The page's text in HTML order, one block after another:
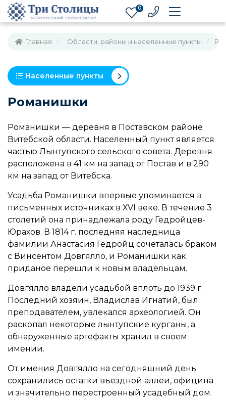
0
Главная Области, районы и населенные пункты
Населенные пункты
Романишки
Романишки — деревня в Поставском районе
Витебской области. Населенный пункт является
частью Лынтупского сельского совета. Деревня
расположена в 41 км на запад от Постав и в 290
км на запад от Витебска.
Усадьба Романишки впервые упоминается в
письменных источниках в ХVІ веке. В течение 3
столетий она принадлежала роду Гедройцев-
Юрахов. В 1814 г. последняя наследница
фамилии Анастасия Гедройц сочеталась браком
с Винсентом Довгялло, и Романишки как
приданое перешли к новым владельцам.
Довгялло владели усадьбой вплоть до 1939 г.
Последний хозяин, Владислав Игнатий, был
преподавателем, увлекался археологией. Он
раскопал некоторые лынтупские курганы, а
обнаруженные артефакты хранил в своем
имении.
От имения Довгялло на сегодняшний день
сохранились остатки въездной аллеи, официна
и значительно перестроенный усадебный дом.